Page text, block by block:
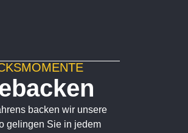
backen wir unsere
gelingen Sie in jedem